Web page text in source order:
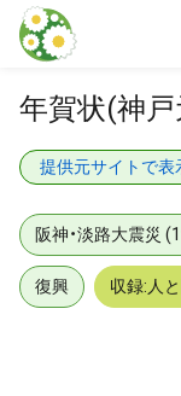
本文に飛ぶ
年賀状(神
提供元サイトで表
阪神・淡路大震災
復興 収録:人